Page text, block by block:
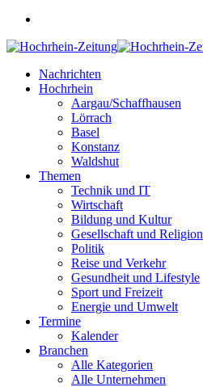
Nachrichten
Hochrhein
Aargau/Schaffhausen
Lörrach
Basel
Konstanz
Waldshut
Themen
Technik und IT
Wirtschaft
Bildung und Kultur
Gesellschaft und Religion
Politik
Reise und Verkehr
Gesundheit und Lifestyle
Sport und Freizeit
Energie und Umwelt
Termine
Kalender
Branchen
Alle Kategorien
Alle Unternehmen